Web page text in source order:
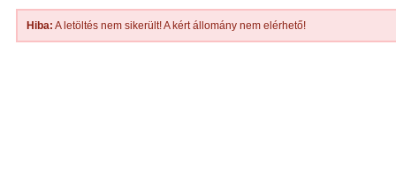
Hiba: A letöltés nem sikerült! A kért állomány nem elérhető!